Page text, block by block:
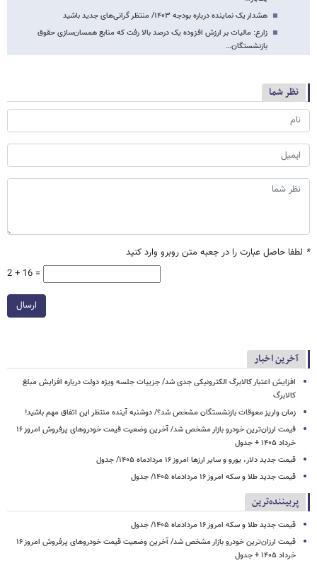
هشدار یک نماینده درباره بودجه ۱۴۰۳/ منتظر گرانی‌های جدید باشید
زارع: مالیات بر ارزش افزوده یک درصد بالا رفت که منابع همسان‌سازی حقوق
بازنشستگان…
نظر شما
* لطفا حاصل عبارت را در جعبه متن روبرو وارد کنید
2 + 16 =
ارسال
آخرین اخبار
افزایش اعتبار کالابرگ الکترونیکی جدی شد/ جزییات جلسه ویژه دولت درباره افزایش مبلغ
کالابرگ
زمان واریز معوقات بازنشستگان مشخص شد؟/ دوشنبه آینده منتظر این اتفاق مهم باشید!
قیمت ارزان‌ترین خودرو بازار مشخص شد/ آخرین وضعیت قیمت خودروهای پرفروش امروز ۱۶
خرداد ۱۴۰۵ + جدول
قیمت جدید دلار، یورو و سایر ارزها امروز ۱۶ مردادماه ۱۴۰۵/ جدول
قیمت جدید طلا و سکه امروز ۱۶ مردادماه ۱۴۰۵/ جدول
پربیننده‌ترین
قیمت جدید طلا و سکه امروز ۱۶ مردادماه ۱۴۰۵/ جدول
قیمت ارزان‌ترین خودرو بازار مشخص شد/ آخرین وضعیت قیمت خودروهای پرفروش امروز ۱۶
خرداد ۱۴۰۵ + جدول